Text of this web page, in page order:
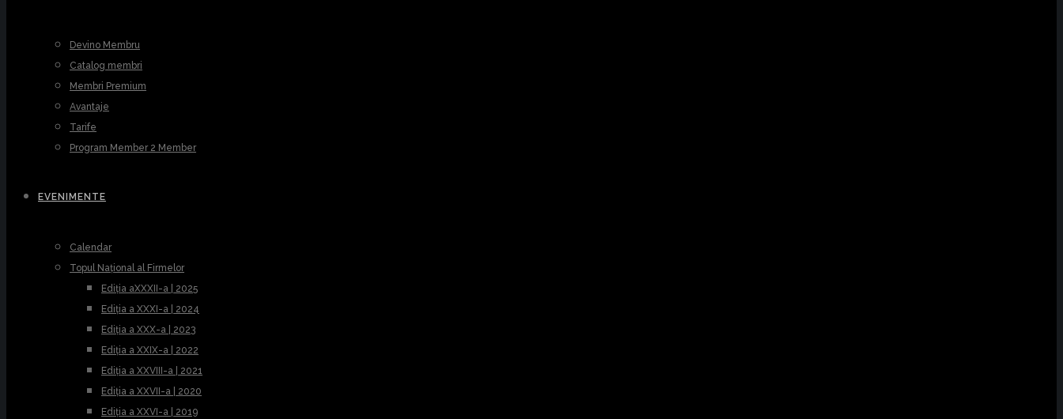
Devino Membru
Catalog membri
Membri Premium
Avantaje
Tarife
Program Member 2 Member
EVENIMENTE
Calendar
Topul Național al Firmelor
Ediția aXXXII-a | 2025
Ediția a XXXI-a | 2024
Ediția a XXX-a | 2023
Ediția a XXIX-a | 2022
Ediția a XXVIII-a | 2021
Ediția a XXVII-a | 2020
Ediția a XXVI-a | 2019